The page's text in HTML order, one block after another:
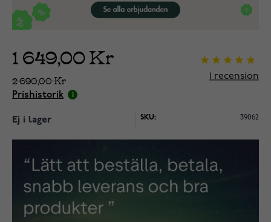
1 649,00 Kr
2 690,00 Kr
Prishistorik
recension
Ej i lager SKU: 39062